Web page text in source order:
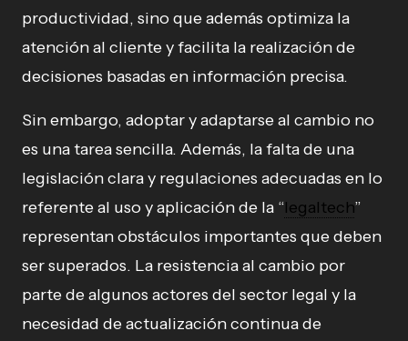
productividad, sino que además optimiza la
atención al cliente y facilita la realización de
decisiones basadas en información precisa.
Sin embargo, adoptar y adaptarse al cambio no
es una tarea sencilla. Además, la falta de una
legislación clara y regulaciones adecuadas en lo
referente al uso y aplicación de la “legaltech”
representan obstáculos importantes que deben
ser superados. La resistencia al cambio por
parte de algunos actores del sector legal y la
necesidad de actualización continua de